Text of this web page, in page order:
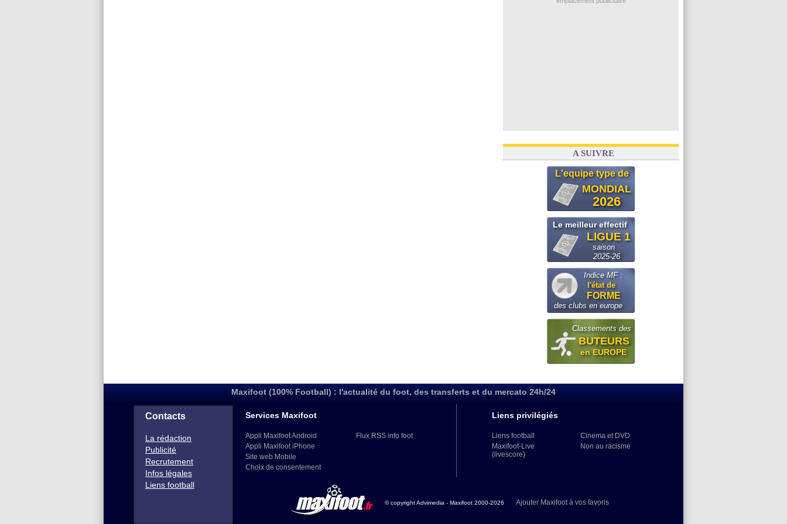
A SUIVRE
L'equipe type de
MONDIAL
2026
Le meilleur effectif
LIGUE 1
saison
2025-26
Indice MF :
l'état de
FORME
des clubs en europe
Classements des
BUTEURS
en EUROPE
Maxifoot (100% Football) : l'actualité du foot, des transferts et du mercato 24h/24
Contacts
La rédaction
Publicité
Recrutement
Infos légales
Liens football
Services Maxifoot
Appli Maxifoot Android
Appli Maxifoot iPhone
Site web Mobile
Choix de consentement
Flux RSS info foot
Liens privilégiés
Liens football
Maxifoot-Live
(livescore)
Cinema et DVD
Non au racisme
© copyright Advimedia - Maxifoot 2000-2026 Ajouter Maxifoot à vos favoris